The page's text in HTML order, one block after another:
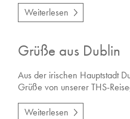
Weiterlesen
Grüße aus Dublin
Aus der irischen Hauptstadt
Grüße von unserer THS-
Weiterlesen